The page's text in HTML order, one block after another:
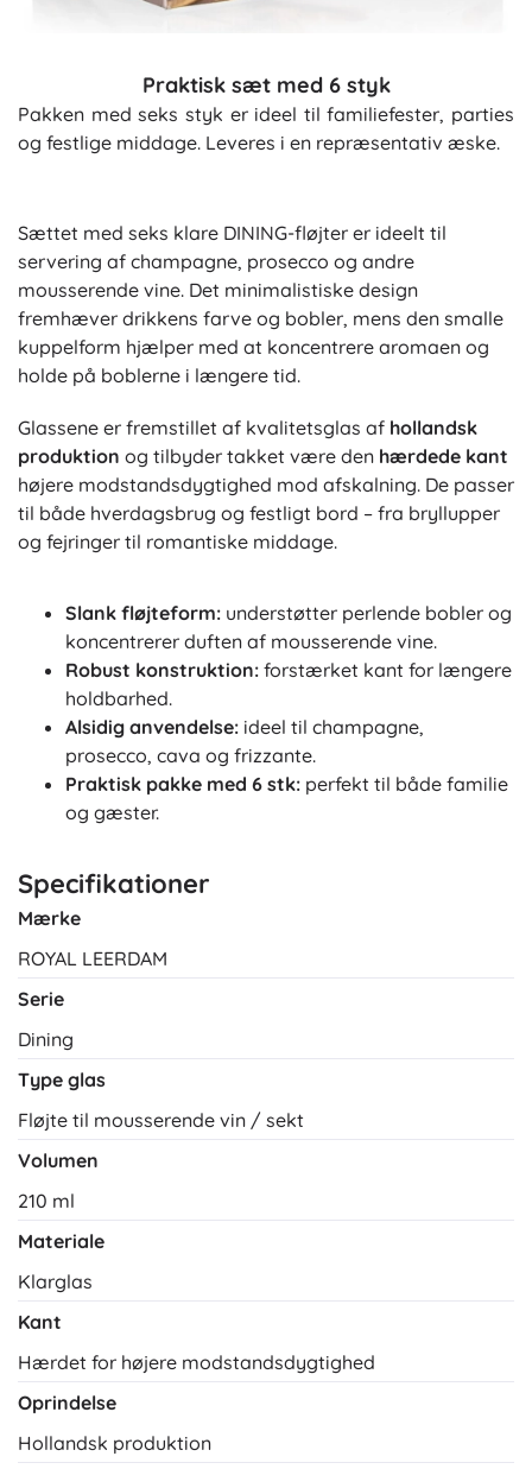
Praktisk sæt med 6 styk
Pakken med seks styk er ideel til familiefester, parties
og festlige middage. Leveres i en repræsentativ æske.
Sættet med seks klare DINING-fløjter er ideelt til
servering af champagne, prosecco og andre
mousserende vine. Det minimalistiske design
fremhæver drikkens farve og bobler, mens den smalle
kuppelform hjælper med at koncentrere aromaen og
holde på boblerne i længere tid.
Glassene er fremstillet af kvalitetsglas af hollandsk
produktion og tilbyder takket være den hærdede kant
højere modstandsdygtighed mod afskalning. De passer
til både hverdagsbrug og festligt bord – fra bryllupper
og fejringer til romantiske middage.
Slank fløjteform: understøtter perlende bobler og
koncentrerer duften af mousserende vine.
Robust konstruktion: forstærket kant for længere
holdbarhed.
Alsidig anvendelse: ideel til champagne,
prosecco, cava og frizzante.
Praktisk pakke med 6 stk: perfekt til både familie
og gæster.
Specifikationer
Mærke
ROYAL LEERDAM
Serie
Dining
Type glas
Fløjte til mousserende vin / sekt
Volumen
210 ml
Materiale
Klarglas
Kant
Hærdet for højere modstandsdygtighed
Oprindelse
Hollandsk produktion